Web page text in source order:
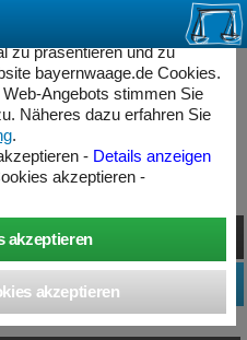
» Alle
0.002-0.002 g
umschalten
anpassen
zu präsentieren und zu
bayernwaage.de Cookies.
Angebots stimmen Sie
Näheres dazu erfahren Sie
.
- Details anzeigen
akzeptieren -